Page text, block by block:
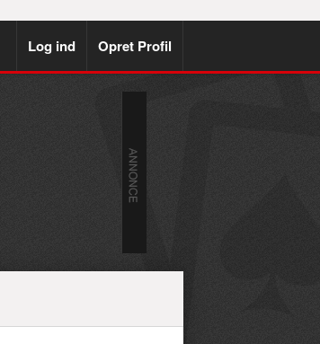
Log ind Opret Profil